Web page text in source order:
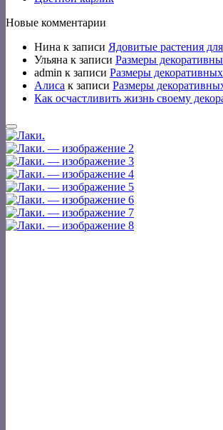
Новые комментарии
Нина к записи Ядовитые растения
Ульяна к записи Размеры
admin к записи Размеры
Алиса к записи Размеры
Как осчастливить жизнь своему